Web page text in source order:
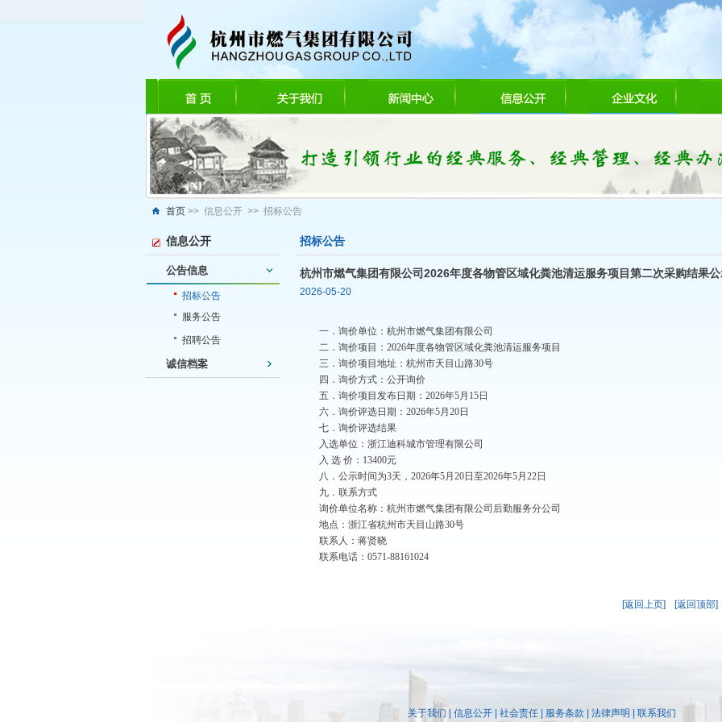
首页>> 信息公开 >> 招标公告
信息公开
公告信息
招标公告
服务公告
招聘公告
诚信档案
招标公告
杭州市燃气集团有限公司2026年度各物管区域化粪池清运服务项目第二次采购结果
2026-05-20
一．询价单位：杭州市燃气集团有限公司
二．询价项目：2026年度各物管区域化粪池清运服务项目
三．询价项目地址：杭州市天目山路30号
四．询价方式：公开询价
五．询价项目发布日期：2026年5月15日
六．询价评选日期：2026年5月20日
七．询价评选结果
入选单位：浙江迪科城市管理有限公司
入 选 价：13400元
八．公示时间为3天，2026年5月20日至2026年5月22日
九．联系方式
询价单位名称：杭州市燃气集团有限公司后勤服务分公司
地点：浙江省杭州市天目山路30号
联系人：蒋贤晓
联系电话：0571-88161024
[返回上页] [返回顶部]
关于我们 信息公开| 社会责任| 服务条款 法律声明 联系我们